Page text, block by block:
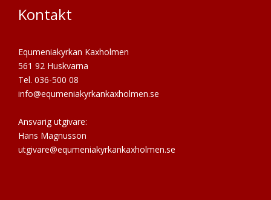
Kontakt
Equmeniakyrkan Kaxholmen
561 92 Huskvarna
Tel. 036-500 08
info@equmeniakyrkankaxholmen.se
Ansvarig utgivare:
Hans Magnusson
utgivare@equmeniakyrkankaxholmen.se